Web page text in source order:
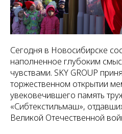
Сегодня в Новосибирске
наполненное глубоким
чувствами. SKY GROUP
торжественном открытии
увековечившего память
«Сибтекстильмаш»,
Великой Отечественной